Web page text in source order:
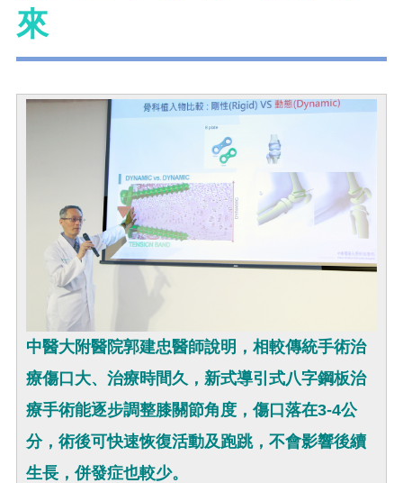
來
中醫大附醫院郭建忠醫師說明，相較傳統手術治
療傷口大、治療時間久，新式導引式八字鋼板治
療手術能逐步調整膝關節角度，傷口落在3-4公
分，術後可快速恢復活動及跑跳，不會影響後續
生長，併發症也較少。